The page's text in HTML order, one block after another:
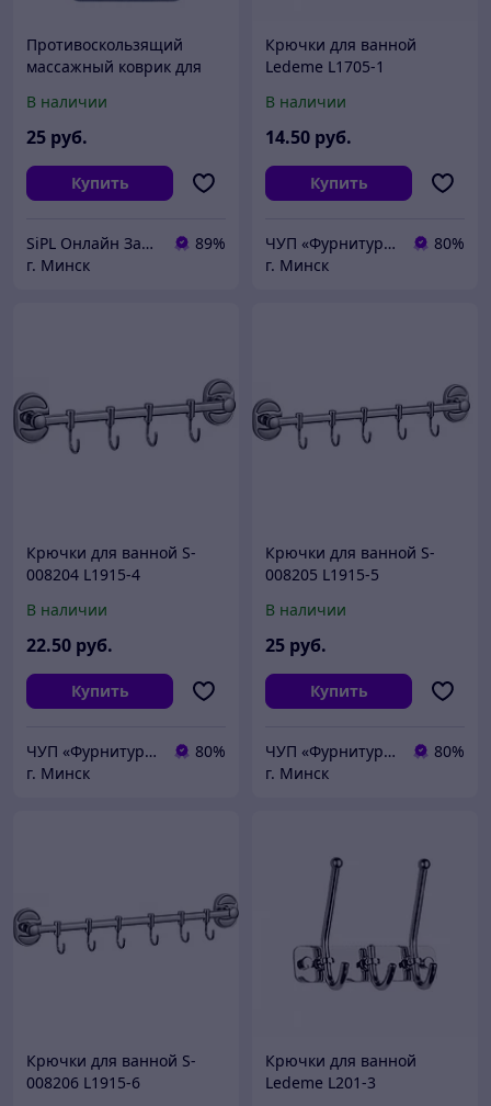
Противоскользящий
массажный коврик для
В наличии
25 руб.
Купить
SiPL Онлайн Заказы 24 часа
89%
г. Минск
Крючки для ванной
Ledeme L1705-1
В наличии
14.50 руб.
Купить
ЧУП «Фурнитурка-бай»
80%
г. Минск
Крючки для ванной S-
008204 L1915-4
В наличии
22.50 руб.
Купить
ЧУП «Фурнитурка-бай»
80%
г. Минск
Крючки для ванной S-
008205 L1915-5
В наличии
25 руб.
Купить
ЧУП «Фурнитурка-бай»
80%
г. Минск
Крючки для ванной S-
008206 L1915-6
Крючки для ванной
Ledeme L201-3